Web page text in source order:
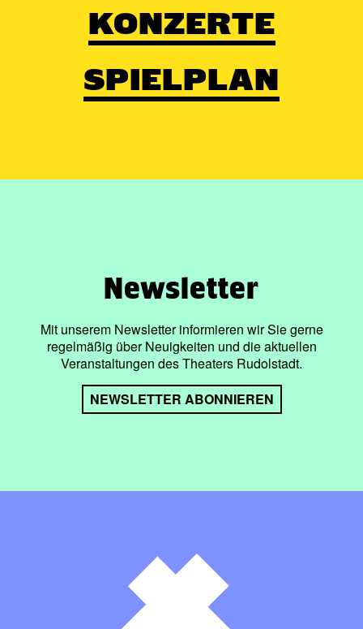
KONZERTE
SPIELPLAN
Newsletter
Mit unserem Newsletter informieren wir Sie gerne
regelmäßig über Neuigkeiten und die aktuellen
Veranstaltungen des Theaters Rudolstadt.
NEWSLETTER ABONNIEREN